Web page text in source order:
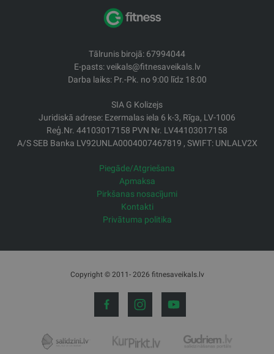
Tālrunis birojā: 67994044
E-pasts: veikals@fitnesaveikals.lv
Darba laiks: Pr.-Pk. no 9:00 līdz 18:00
SIA G Kolizejs
Juridiskā adrese: Ezermalas iela 6 k-3, Rīga, LV-1006
Reģ.Nr. 44103017158 PVN Nr. LV44103017158
A/S SEB Banka LV92UNLA0004007467819 , SWIFT: UNLALV2X
Piegāde/Atgriešana
Apmaksa
Pirkšanas nosacījumi
Kontakti
Privātuma politika
Copyright © 2011- 2026 fitnesaveikals.lv